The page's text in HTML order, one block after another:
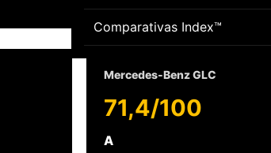
Comparativas Index™
Mercedes-Benz GLC
71,4/100
A